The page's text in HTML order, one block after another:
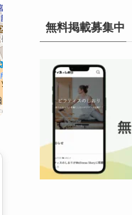
ブ無料掲載募集中